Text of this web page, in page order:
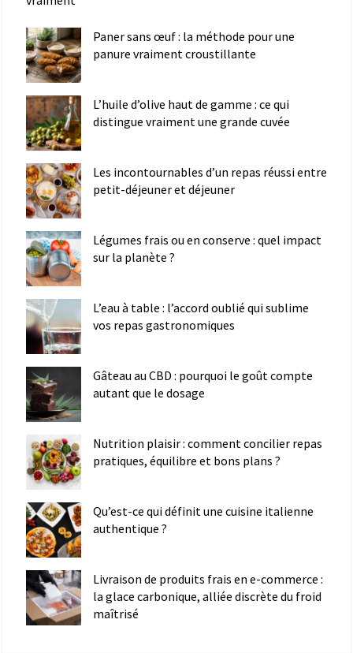
Paner sans œuf : la méthode pour une
panure vraiment croustillante
L’huile d’olive haut de gamme : ce qui
distingue vraiment une grande cuvée
Les incontournables d’un repas réussi entre
petit-déjeuner et déjeuner
Légumes frais ou en conserve : quel impact
sur la planète ?
L’eau à table : l’accord oublié qui sublime
vos repas gastronomiques
Gâteau au CBD : pourquoi le goût compte
autant que le dosage
Nutrition plaisir : comment concilier repas
pratiques, équilibre et bons plans ?
Qu’est-ce qui définit une cuisine italienne
authentique ?
Livraison de produits frais en e-commerce :
la glace carbonique, alliée discrète du froid
maîtrisé